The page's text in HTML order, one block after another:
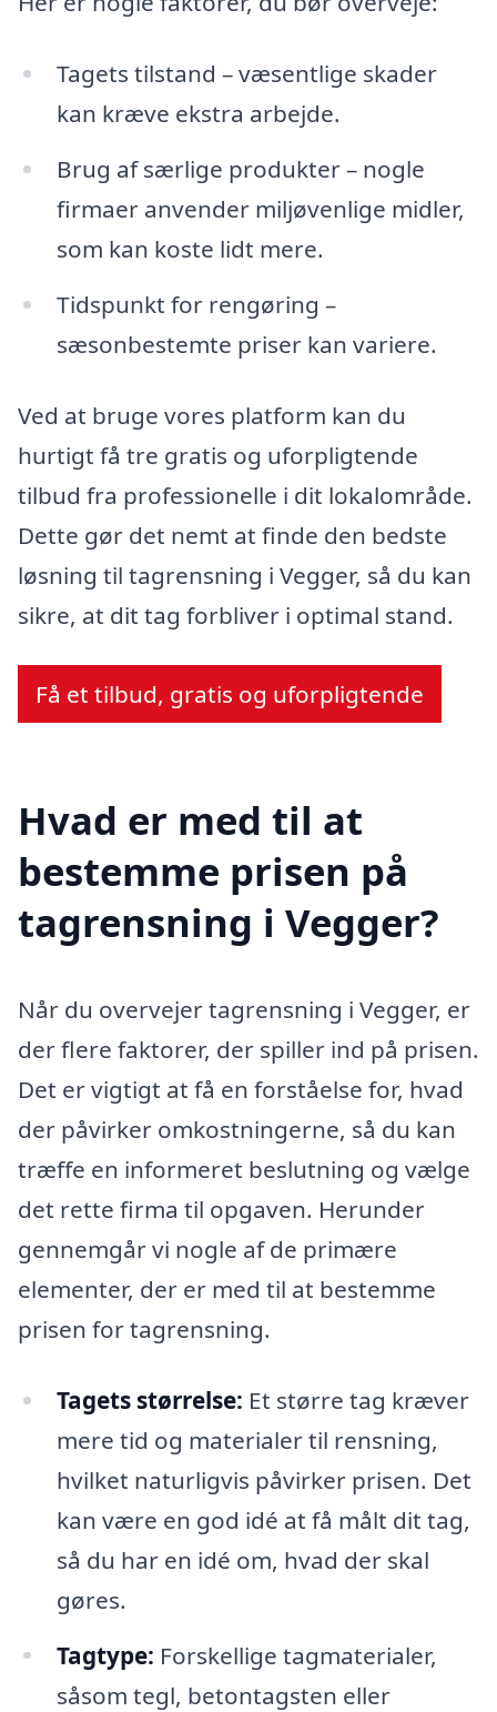
Tagets tilstand – væsentlige skader
kan kræve ekstra arbejde.
Brug af særlige produkter – nogle
firmaer anvender miljøvenlige midler,
som kan koste lidt mere.
Tidspunkt for rengøring –
sæsonbestemte priser kan variere.
Ved at bruge vores platform kan du
hurtigt få tre gratis og uforpligtende
tilbud fra professionelle i dit lokalområde.
Dette gør det nemt at finde den bedste
løsning til tagrensning i Vegger, så du kan
sikre, at dit tag forbliver i optimal stand.
Få et tilbud, gratis og uforpligtende
Hvad er med til at
bestemme prisen på
tagrensning i Vegger?
Når du overvejer tagrensning i Vegger, er
der flere faktorer, der spiller ind på prisen.
Det er vigtigt at få en forståelse for, hvad
der påvirker omkostningerne, så du kan
træffe en informeret beslutning og vælge
det rette firma til opgaven. Herunder
gennemgår vi nogle af de primære
elementer, der er med til at bestemme
prisen for tagrensning.
Tagets størrelse: Et større tag kræver
mere tid og materialer til rensning,
hvilket naturligvis påvirker prisen. Det
kan være en god idé at få målt dit tag,
så du har en idé om, hvad der skal
gøres.
Tagtype: Forskellige tagmaterialer,
såsom tegl, betontagsten eller